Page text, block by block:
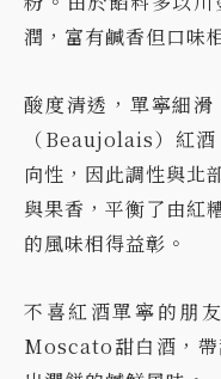
潤，富有鹹香但口味
酸度清透，單寧細
（Beaujolais）紅
向性，因此調性與北
與果香，平衡了由紅
的風味相得益彰。
不喜紅酒單寧的朋
Moscato甜白酒，帶